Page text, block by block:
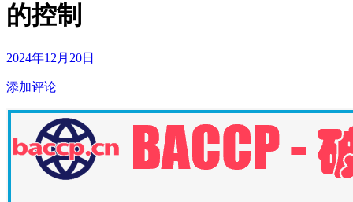
的控制
2024年12月20日
添加评论